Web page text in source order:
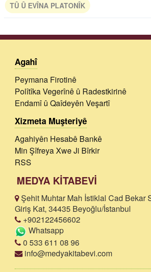
TÛ Û EVÎNA PLATONÎK
Agahî
Peymana Firotinê
Polîtîka Vegerînê û Radestkirinê
Endamî û Qaîdeyên Veşartî
Xizmeta Muşteriyê
Agahiyên Hesabê Bankê
Min Şîfreya Xwe Ji Bîrkir
RSS
MEDYA KİTABEVİ
Şehit Muhtar Mah İstiklal Cad Bekar
Giriş Kat, 34435 Beyoğlu/İstanbul
+902122456602
Whatsapp
0 533 611 08 96
info@medyakitabevi.com